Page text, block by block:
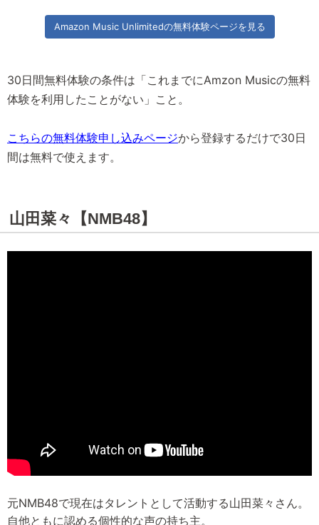
Amazon Music Unlimitedの無料体験ページを見る
30日間無料体験の条件は「これまでにAmzon Musicの無料
体験を利用したことがない」こと。
こちらの無料体験申し込みページから登録するだけで30日
間は無料で使えます。
山田菜々【NMB48】
元NMB48で現在はタレントとして活動する山田菜々さん。
自他ともに認める個性的な声の持ち主。